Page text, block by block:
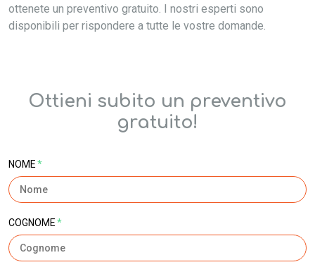
ottenete un preventivo gratuito. I nostri esperti sono
disponibili per rispondere a tutte le vostre domande.
Ottieni subito un preventivo
gratuito!
NOME*
COGNOME*